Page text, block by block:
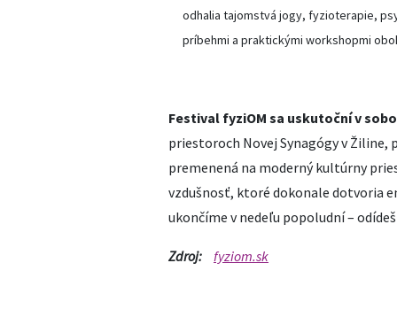
odhalia tajomstvá jogy, fyzioterapie,
príbehmi a praktickými workshopmi
Festival fyziOM sa uskutoční v
priestoroch Novej Synagógy v
premenená na moderný kultúrny
vzdušnosť, ktoré dokonale dotvoria
ukončíme v nedeľu popoludní –
Zdroj: fyziom.sk